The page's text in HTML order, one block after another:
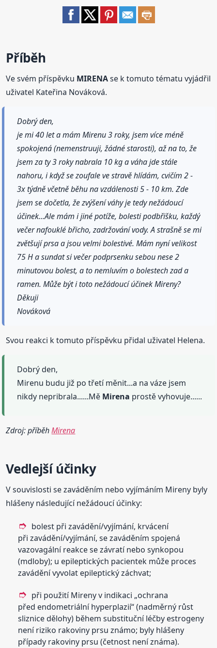
Příběh
Ve svém příspěvku MIRENAse k tomuto tématu vyjádřil
uživatel Kateřina Nováková.
Dobrý den,
je mi 40 let a mám Mirenu 3 roky, jsem více méně
spokojená (nemenstruuji, žádné starosti), až na to, že
jsem za ty 3 roky nabrala 10 kg a váha jde stále
nahoru, i když se zoufale ve stravě hlídám, cvičím 2 -
3x týdně včetně běhu na vzdálenosti 5 - 10 km. Zde
jsem se dočetla, že zvýšení váhy je tedy nežádoucí
účinek...Ale mám i jiné potíže, bolesti podbřišku, každý
večer nafouklé břicho, zadržování vody. A strašně se mi
zvětšují prsa a jsou velmi bolestivé. Mám nyní velikost
75 H a sundat si večer podprsenku sebou nese 2
minutovou bolest, a to nemluvím o bolestech zad a
ramen. Může být i toto nežádoucí účinek Mireny?
Děkuji
Nováková
Svou reakci k tomuto příspěvku přidal uživatel Helena.
Dobrý den,
Mirenu budu již po třetí měnit...a na váze jsem
nikdy nepribrala......Mě Mirena prostě vyhovuje......
Zdroj: příběhMirena
Vedlejší účinky
V souvislosti se zaváděním nebo vyjímáním Mireny byly
hlášeny následující nežádoucí účinky:
bolest při zavádění/vyjímání, krvácení
při zavádění/vyjímání, se zaváděním spojená
vazovagální reakce se závratí nebo synkopou
(mdloby); u epileptických pacientek může proces
zavádění vyvolat epileptický záchvat;
při použití Mireny v indikaci „ochrana
před endometriální hyperplazií“ (nadměrný růst
sliznice dělohy) během substituční léčby estrogeny
není riziko rakoviny prsu známo; byly hlášeny
případy rakoviny prsu (četnost není známa).